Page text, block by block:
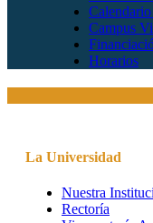
Campus
Horarios
La Universidad
Nuestra
Rectoría